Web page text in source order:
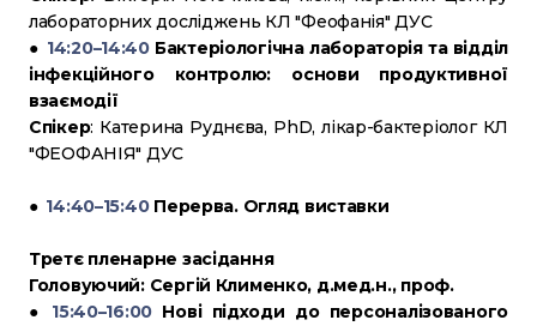
лабораторних досліджень КЛ "Феофанія" ДУС
● 14:20–14:40 Бактеріологічна лабораторія та відділ
інфекційного контролю: основи продуктивної
взаємодії
Спікер: Катерина Руднєва, PhD, лікар-бактеріолог КЛ
"ФЕОФАНІЯ" ДУС
● 14:40–15:40Перерва. Огляд виставки
Третє пленарне засідання
Головуючий: Сергій Клименко, д.мед.н., проф.
● 15:40–16:00 Нові підходи до персоналізованого